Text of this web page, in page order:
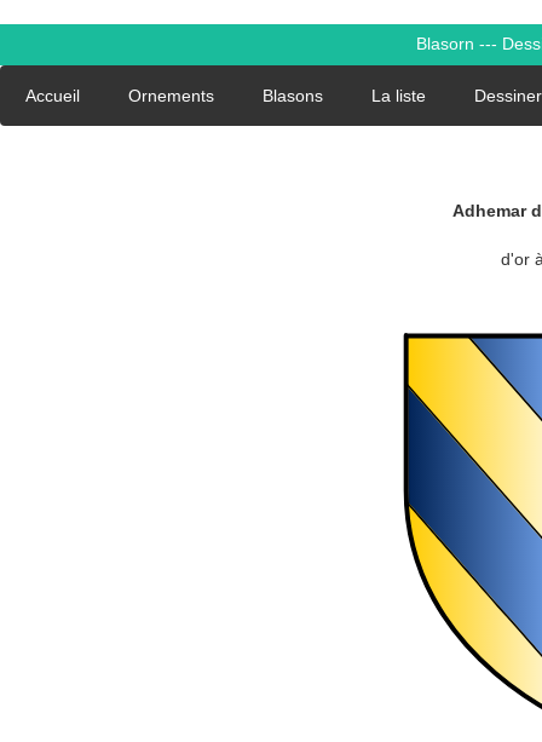
Blasorn ---
Accueil Ornements Blasons La liste
Adhemar
d'or